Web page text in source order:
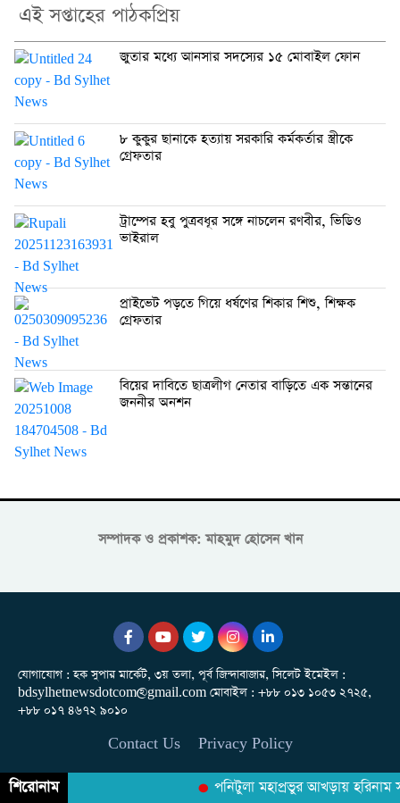
এই সপ্তাহের পাঠকপ্রিয়
জুতার মধ্যে আনসার সদস্যের ১৫ মোবাইল ফোন
৮ কুকুর ছানাকে হত্যায় সরকারি কর্মকর্তার স্ত্রীকে
গ্রেফতার
ট্রাম্পের হবু পুত্রবধূর সঙ্গে নাচলেন রণবীর, ভিডিও
ভাইরাল
প্রাইভেট পড়তে গিয়ে ধর্ষণের শিকার শিশু, শিক্ষক
গ্রেফতার
বিয়ের দাবিতে ছাত্রলীগ নেতার বাড়িতে এক সন্তানের
জননীর অনশন
সম্পাদক ও প্রকাশক: মাহমুদ হোসেন খান
যোগাযোগ : হক সুপার মার্কেট, ৩য় তলা, পূর্ব জিন্দাবাজার, সিলেট ইমেইল :
bdsylhetnewsdotcom@gmail.com মোবাইল : +৮৮ ০১৩ ১০৫৩ ২৭২৫,
+৮৮ ০১৭ ৪৬৭২ ৯০১০
Contact Us Privacy Policy
শিরোনাম পনিটুলা মহাপ্রভুর আখড়ায় হরিনাম